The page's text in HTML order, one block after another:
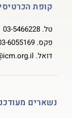
קופת
טל. 03-5466228
פקס. 6055169
דואל.
נשארים